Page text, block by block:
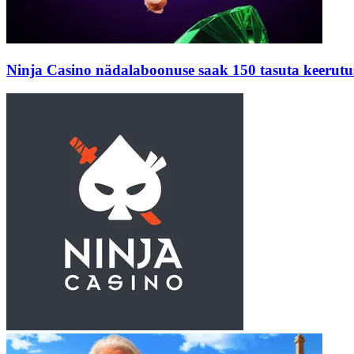
Ninja Casino nädalaboonuse saak 150 tasuta